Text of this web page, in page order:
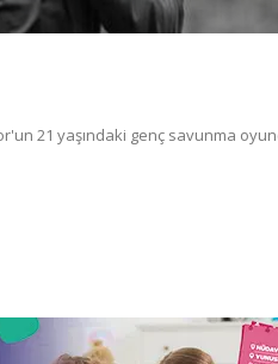
21 yaşındaki genç savunma